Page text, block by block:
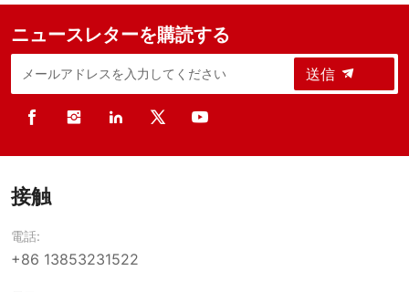
ニュースレターを購読する
送信
接触
電話:
+86 13853231522